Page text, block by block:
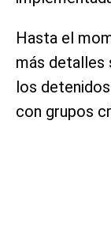
Hasta el
más detalles
los
con grupos